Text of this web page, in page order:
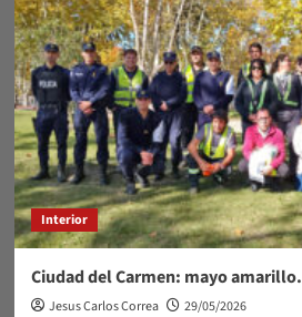
encuentro,
de
amistad
y
de
compañía
Interior
Ciudad del Carmen: mayo amarillo.
Jesus Carlos Correa
29/05/2026